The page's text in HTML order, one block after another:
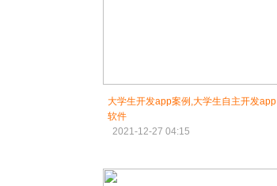
大学生开发app案例,大学生自主开发app
软件
2021-12-27 04:15